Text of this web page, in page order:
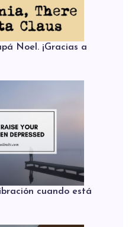
Noel. ¡Gracias a
cuando está